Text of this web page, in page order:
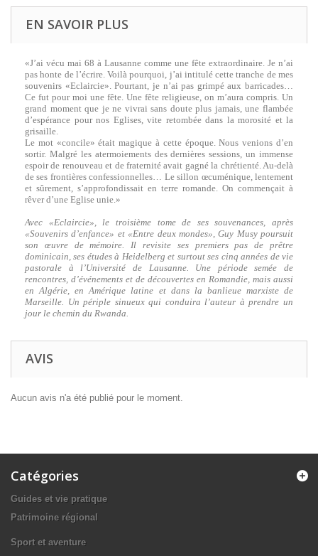
EN SAVOIR PLUS
«J’ai vécu mai 68 à Lausanne comme une fête extraordinaire. Je n’ai
pas honte de l’écrire. Voilà pourquoi, j’ai intitulé cette tranche de mes
souvenirs «Eclaircie». Pourtant, je n’ai pas grimpé aux barricades…
Ce fut pour moi une fête. Une fête religieuse, on m’aura compris. Un
grand moment que je ne vivrai sans doute plus jamais, une flambée
d’espérance pour nos Eglises, vite retombée dans la morosité et la
grisaille.
Le mot «concile» était magique à cette époque. Nous venions d’en
sortir. Malgré les atermoiements des dernières sessions, un immense
espoir de renouveau et de fraternité avait gagné la chrétienté. Au-delà
de ses frontières confessionnelles… Le sillon œcuménique, lentement
et sûrement, s’approfondissait en terre romande. On commençait à
rêver d’une Eglise unie.»
Avec «Eclaircie», le troisième tome de ses souvenances, après
«Souvenirs d’enfance» et «Entre deux mondes», Guy Musy poursuit
son œuvre de mémoire. Il revisite ses premiers pas de prêtre
dominicain, ses études à Heidelberg et surtout ses cinq années de vie
pastorale à l’Université de Lausanne. Une période semée de
rencontres, d’événements et de découvertes en Romandie, mais aussi
en Algérie, en Amérique latine et dans la banlieue marxiste de
Marseille. Un périple sinueux qui conduira l’auteur à prendre un
jour le chemin du Rwanda.
AVIS
Aucun avis n'a été publié pour le moment.
Catégories
Guides et vie pratique
Patrimoine régional
Sport et aventure